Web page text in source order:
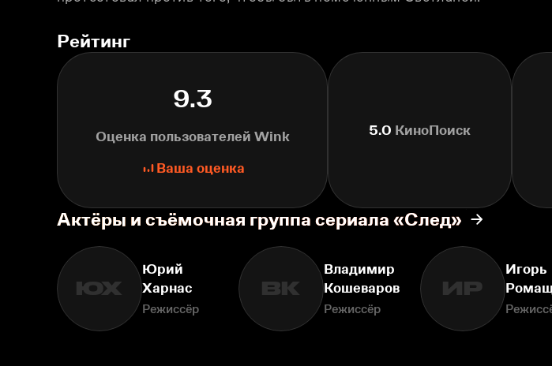
Рейтинг
9.3
Оценка пользователей Wink
Ваша оценка
5.0 КиноПоиск
Актёры и съёмочная группа сериала «След»
ЮХ
Юрий
Харнас
Режиссёр
ВК
Владимир
Кошеваров
Режиссёр
ИР
Игорь